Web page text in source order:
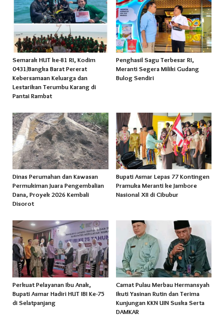
Semarak HUT ke-81 RI, Kodim
0431/Bangka Barat Pererat
Kebersamaan Keluarga dan
Lestarikan Terumbu Karang di
Pantai Rambat
Penghasil Sagu Terbesar RI,
Meranti Segera Miliki Gudang
Bulog Sendiri
Dinas Perumahan dan Kawasan
Permukiman Juara Pengembalian
Dana, Proyek 2026 Kembali
Disorot
Bupati Asmar Lepas 77 Kontingen
Pramuka Meranti ke Jambore
Nasional XII di Cibubur
Perkuat Pelayanan Ibu Anak,
Bupati Asmar Hadiri HUT IBI Ke-75
di Selatpanjang
Camat Pulau Merbau Hermansyah
Ikuti Yasinan Rutin dan Terima
Kunjungan KKN UIN Suska Serta
DAMKAR